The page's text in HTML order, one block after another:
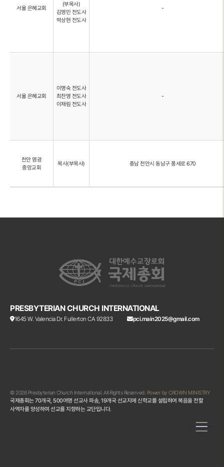
서울 은혜교회
(부목사)
김영민 전도사
박상현 전도사
-
서울 은혜교회
이명숙 전도사
최찬영 전도사
이채림 전도사
-
천안 염광
중앙교회
목사(부목사) 충남 천안시 동남구 풍세로 670
PRESBYTERIAN CHURCH INTERNATIONAL
1645 W. Valencia Dr. Fullerton CA 92833 pci.main2025@gmail.com
© 2026 Presbyterian Church International. All Rights Reserved. Power by CROWN MINISTRY
국제총회는 70개국, 500여명 선교사 파송, 19개국 선교지에 신학교를 설립햐여 복음을 전할
사역자를 양성하며 선교를 지향하는 교단입니다.